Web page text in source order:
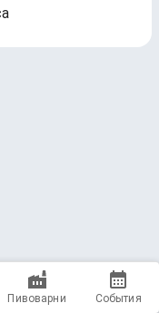
Пивоварни События